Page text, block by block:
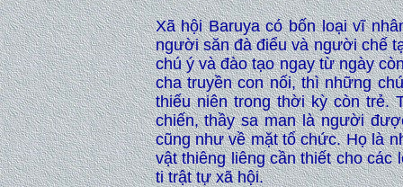
Xã hội Baruya có bốn loại vĩ
người săn đà điểu và người chế
chú ý và đào tạo ngay từ ngày
cha truyền con nối, thì những
thiếu niên trong thời kỳ còn trẻ.
chiến, thầy sa man là người
cũng như về mặt tổ chức. Họ là
vật thiêng liêng cần thiết cho
ti trật tự xã hội.